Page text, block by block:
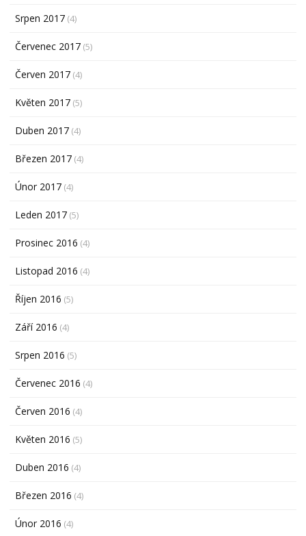
Srpen 2017 (4)
Červenec 2017 (5)
Červen 2017 (4)
Květen 2017 (5)
Duben 2017 (4)
Březen 2017 (4)
Únor 2017 (4)
Leden 2017 (5)
Prosinec 2016 (4)
Listopad 2016 (4)
Říjen 2016 (5)
Září 2016 (4)
Srpen 2016 (5)
Červenec 2016 (4)
Červen 2016 (4)
Květen 2016 (5)
Duben 2016 (4)
Březen 2016 (4)
Únor 2016 (4)